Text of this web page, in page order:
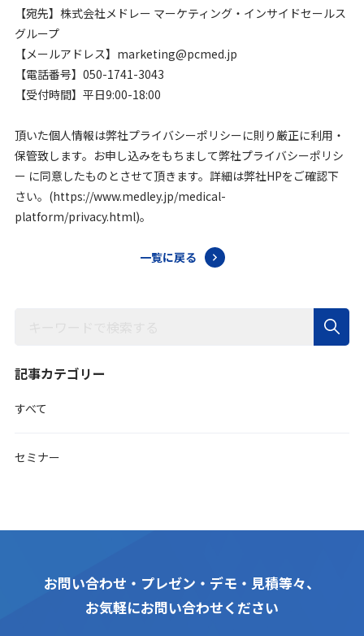
【宛先】株式会社メドレー マーケティング・インサイドセールス
グループ
【メールアドレス】marketing@pcmed.jp
【電話番号】050-1741-3043
【受付時間】平日9:00-18:00
頂いた個人情報は弊社プライバシーポリシーに則り厳正に利用・
保管致します。お申し込みをもちまして弊社プライバシーポリシ
ー に同意したものとさせて頂きます。詳細は弊社HPをご確認下
さい。(https://www.medley.jp/medical-
platform/privacy.html)。
一覧に戻る
記事カテゴリー
すべて
セミナー
お問い合わせ・プレゼン・デモ・見積等々、
お気軽にお問い合わせください